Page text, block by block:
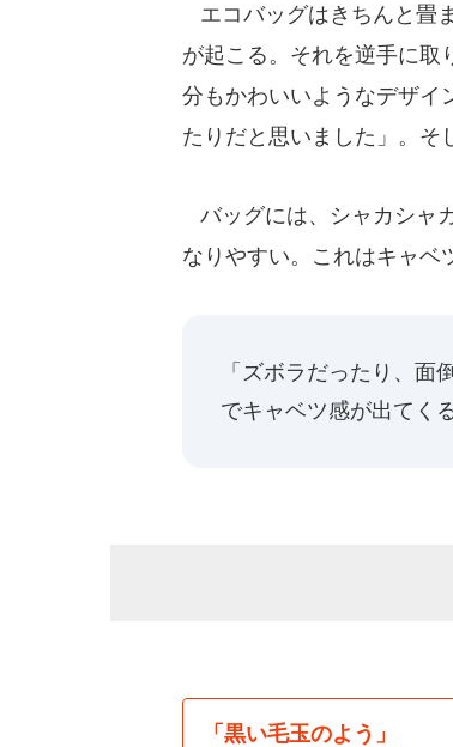
エコバッグはきちんと畳
が起こる。それを逆手に取
分もかわいいようなデザイ
たりだと思いました」。そ
バッグには、シャカシャ
なりやすい。これはキャベ
「ズボラだったり、面
でキャベツ感が出てく
「黒い毛玉のよう」